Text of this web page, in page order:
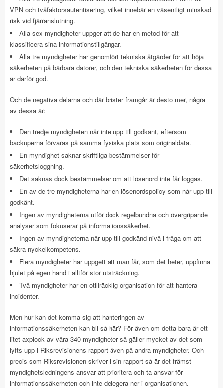
VPN och tvåfaktorsautentisering, vilket innebär en väsentligt minskad
risk vid fjärranslutning.
Alla sex myndigheter uppger att de har en metod för att
klassificera sina informationstillgångar.
Alla tre myndigheter har genomfört tekniska åtgärder för att höja
säkerheten på bärbara datorer, och den tekniska säkerheten för dessa
är därför god.
Och de negativa delarna och där brister framgår är desto mer, några
av dessa är:
Den tredje myndigheten når inte upp till godkänt, eftersom
backuperna förvaras på samma fysiska plats som originaldata.
En myndighet saknar skriftliga bestämmelser för
säkerhetsloggning.
Det saknas dock bestämmelser om att lösenord inte får loggas.
En av de tre myndigheterna har en lösenordspolicy som når upp till
godkänt.
Ingen av myndigheterna utför dock regelbundna och övergripande
analyser som fokuserar på informationssäkerhet.
Ingen av myndigheterna når upp till godkänd nivå i fråga om att
säkra nyckelkompetens.
Flera myndigheter har uppgett att man får, som det heter, uppfinna
hjulet på egen hand i alltför stor utsträckning.
Två myndigheter har en otillräcklig organisation för att hantera
incidenter.
Men hur kan det komma sig att hanteringen av
informationssäkerheten kan bli så här? För även om detta bara är ett
litet axplock av våra 340 myndigheter så gäller mycket av det som
lyfts upp i Riksrevisionens rapport även på andra myndigheter. Och
precis som Riksrevisionen skriver i sin rapport så är det främst
myndighetsledningens ansvar att prioritera och ta ansvar för
informationssäkerheten och inte delegera ner i organisationen.